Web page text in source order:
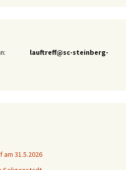
an: lauftreff@sc-steinberg-
am 31.5.2026